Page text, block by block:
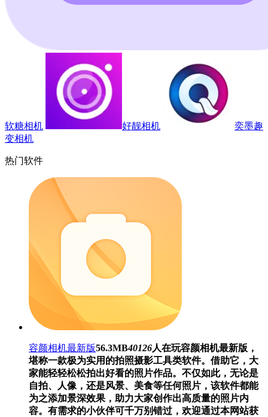
软糖相机 好靓相机
奕墨趣
变相机
热门软件
容颜相机最新版56.3MB40126人在玩容颜相机最新版，
堪称一款极为实用的拍照摄影工具类软件。借助它，大
家能轻轻松松拍出好看的照片作品。不仅如此，无论是
自拍、人像，还是风景、美食等任何照片，该软件都能
为之添加景深效果，助力大家创作出高质量的照片内
容。有需求的小伙伴可千万别错过，欢迎通过本网站获